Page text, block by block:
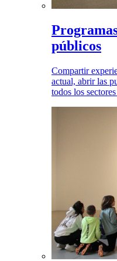
públicos
Compartir
actual, abrir las
todos los